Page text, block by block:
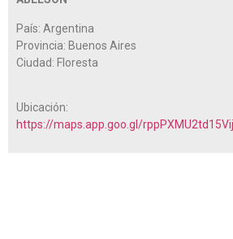
País: Argentina
Provincia: Buenos Aires
Ciudad: Floresta
Ubicación:
https://maps.app.goo.gl/